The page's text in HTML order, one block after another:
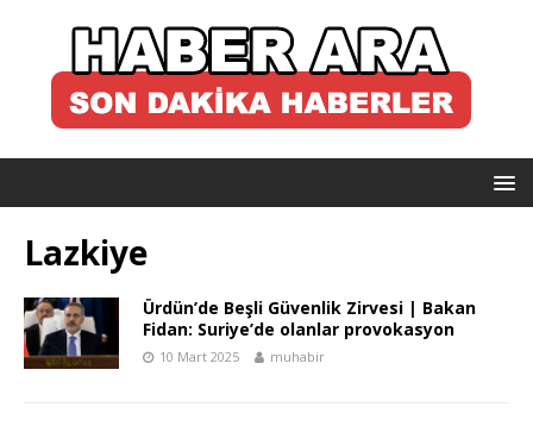
Lazkiye
Ürdün’de Beşli Güvenlik Zirvesi | Bakan
Fidan: Suriye’de olanlar provokasyon
10 Mart 2025 muhabir